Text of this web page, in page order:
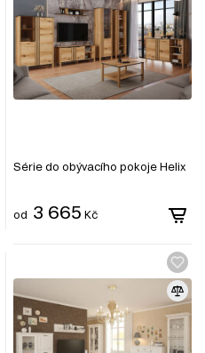
Série do obývacího pokoje Helix
od 3 665 Kč